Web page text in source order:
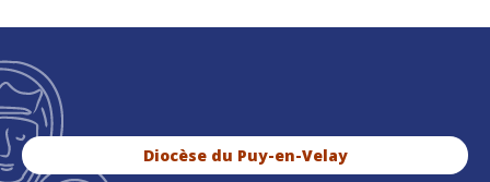
Diocèse du Puy-en-Velay